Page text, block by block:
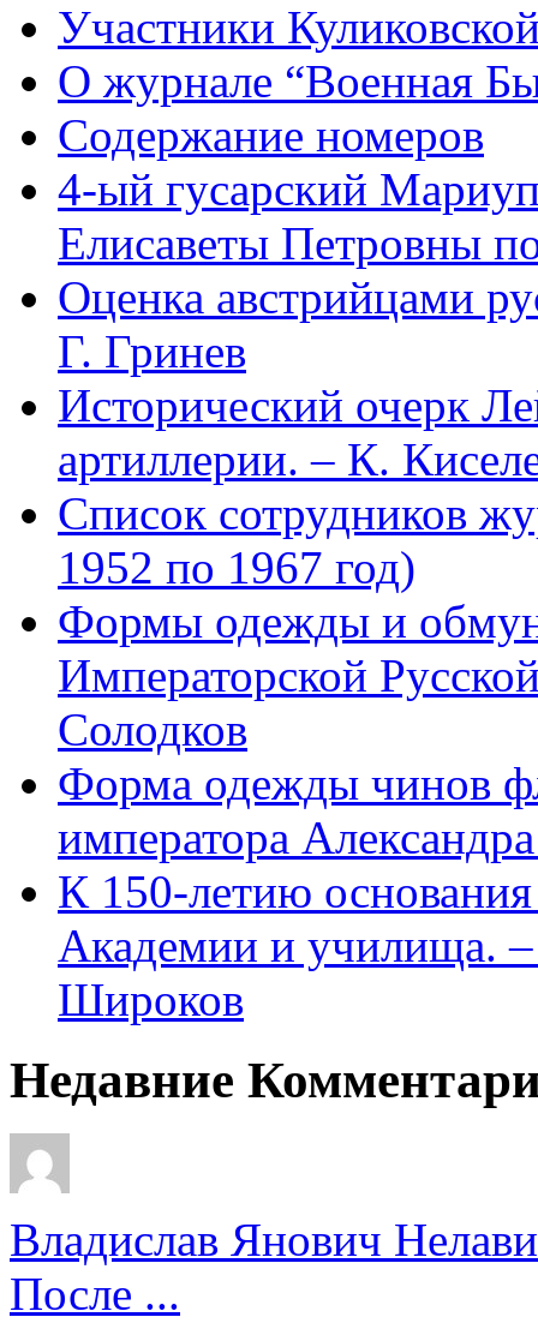
Участники
О журнале “Военная
Содержание номеров
4-ый гусарский
Елисаветы Петровны
Оценка австрийцами
Г. Гринев
Исторический очерк
артиллерии. – К.
Список сотрудников
1952 по 1967 год)
Формы одежды и
Императорской
Солодков
Форма одежды чинов
императора
К 150-летию
Академии и училища.
Широков
Недавние
Владислав Янович
После ...